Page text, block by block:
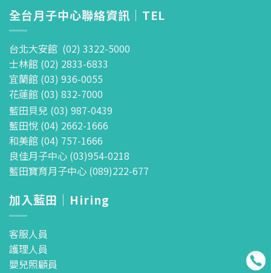
全台月子中心聯絡資訊｜TEL
台北大安館 (02) 3322-5000
士林館 (02) 2833-6833
宜蘭館 (03) 936-0055
花蓮館 (03) 832-7000
藍田貝兒 (03) 987-0439
藍田悅 (04) 2662-1666
和美館 (04) 757-1666
良佳月子中心 (03)954-0218
藍田寶育月子中心 (089)222-677
加入藍田｜Hiring
客服人員
護理人員
嬰兒照顧員